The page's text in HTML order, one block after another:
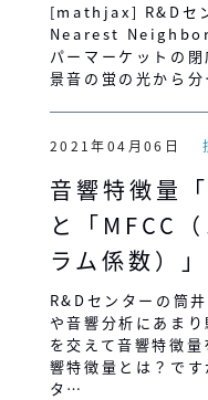
[mathjax] R&Dセ
Nearest
パーマーケットの
景音の蛍の光から
2021年04月06日
音響特徴量
と「MFCC
ラム係数）
R&Dセンターの筒
や音響分析にあま
を交えて音響特徴
響特徴量とは？で
タ…